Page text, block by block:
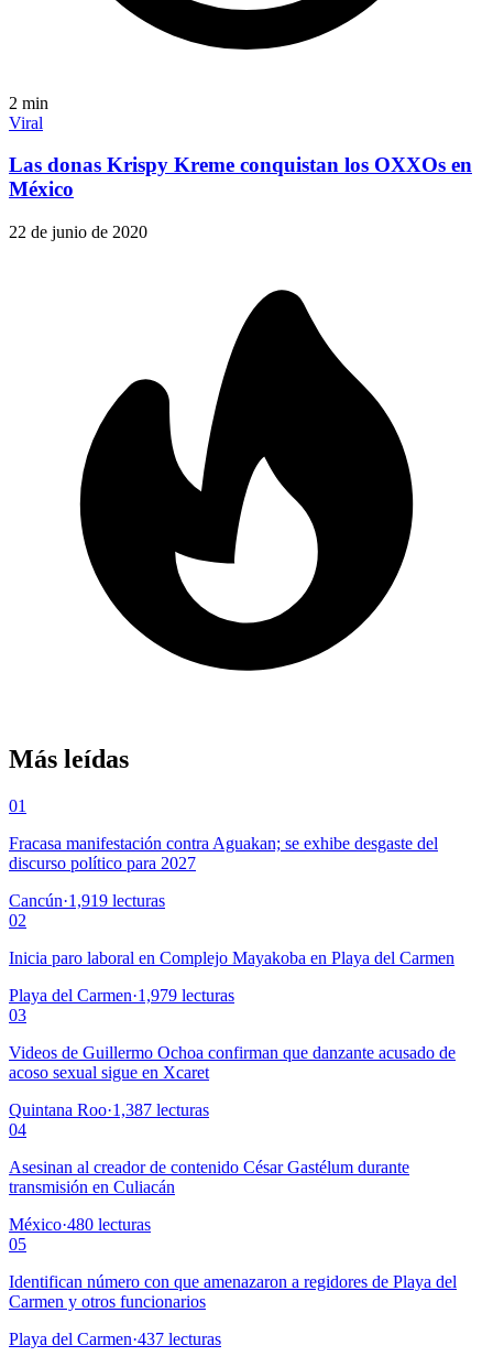
2 min
Viral
Las donas Krispy Kreme conquistan los OXXOs en
México
22 de junio de 2020
Más leídas
01
Fracasa manifestación contra Aguakan; se exhibe desgaste del
discurso político para 2027
Cancún·1,919 lecturas
02
Inicia paro laboral en Complejo Mayakoba en Playa del Carmen
Playa del Carmen·1,979 lecturas
03
Videos de Guillermo Ochoa confirman que danzante acusado de
acoso sexual sigue en Xcaret
Quintana Roo·1,387 lecturas
04
Asesinan al creador de contenido César Gastélum durante
transmisión en Culiacán
México·480 lecturas
05
Identifican número con que amenazaron a regidores de Playa del
Carmen y otros funcionarios
Playa del Carmen·437 lecturas